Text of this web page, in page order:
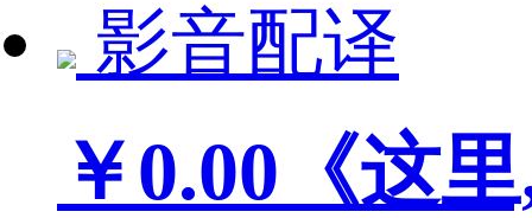
影音配译
￥0.00 《这